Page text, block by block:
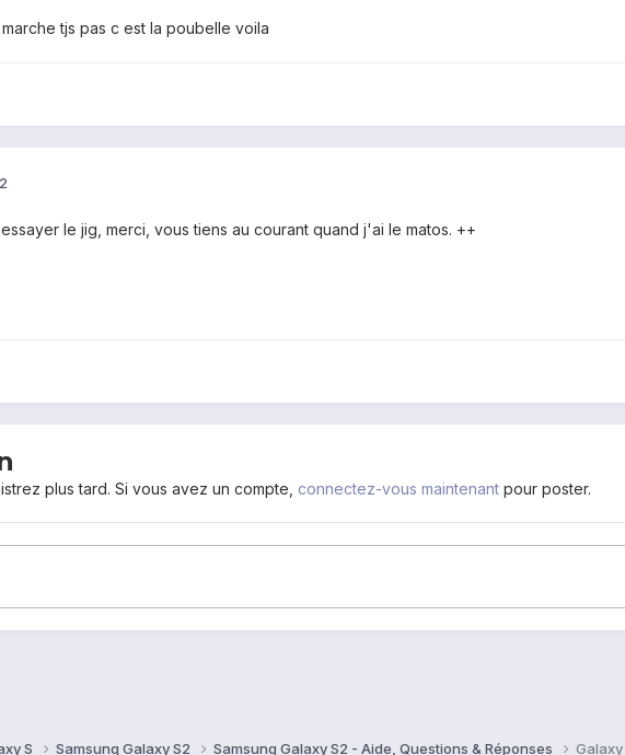
tjs pas c est la poubelle voila
le jig, merci, vous tiens au courant quand j'ai le matos. ++
plus tard. Si vous avez un compte, connectez-vous maintenant pour poster.
S Samsung Galaxy S2 Samsung Galaxy S2 - Aide, Questions & Réponses